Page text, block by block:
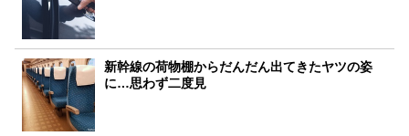
新幹線の荷物棚からだんだん出てきたヤツの姿
に…思わず二度見